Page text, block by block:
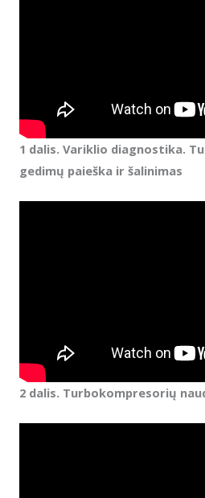
1 dalis. Variklio diagnostika.
gedimų paieška ir šalinimas
2 dalis. Turbokompresorių